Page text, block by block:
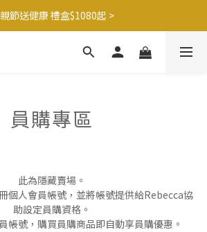
$1250免運費 立即選購>
節送健康 禮盒$1080起 >
香蕉哥哥🍌聯名益生菌77折起 ＞
員購專區
此為隱藏賣場。
個人會員帳號，並將帳號提供給Rebecca協
助設定員購資格。
帳號，購買員購商品即自動享員購優惠。